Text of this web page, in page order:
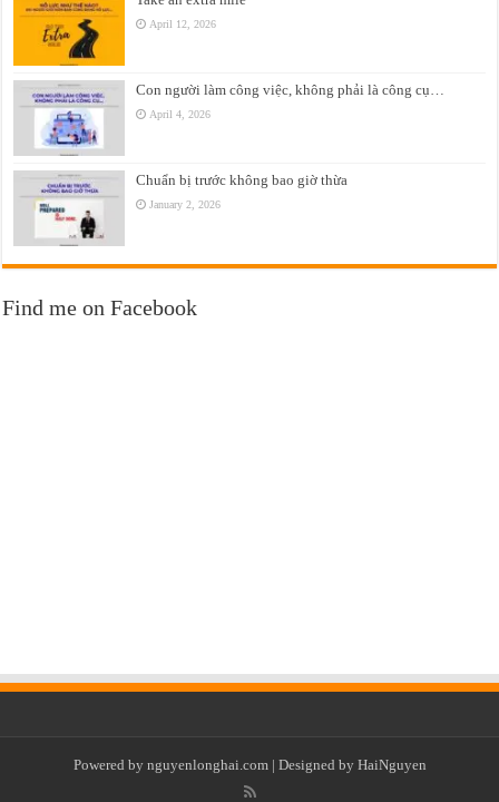
April 12, 2026
Con người làm công việc, không phải là công cụ…
April 4, 2026
Chuẩn bị trước không bao giờ thừa
January 2, 2026
Find me on Facebook
Powered by nguyenlonghai.com| Designed by HaiNguyen